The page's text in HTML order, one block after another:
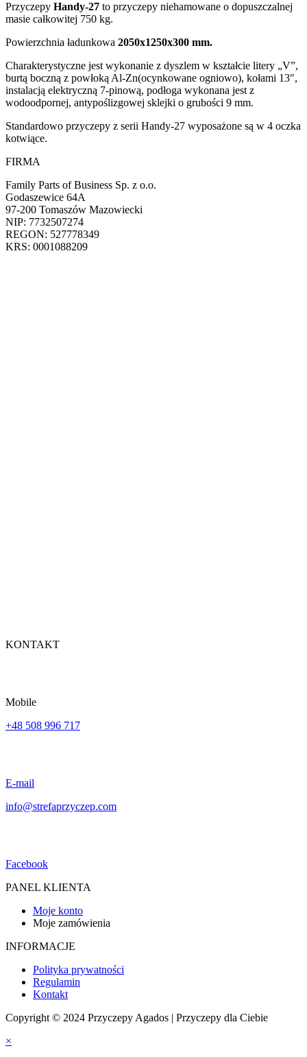
Przyczepy Handy-27 to przyczepy niehamowane o dopuszczalnej
masie całkowitej 750 kg.
Powierzchnia ładunkowa 2050x1250x300 mm.
Charakterystyczne jest wykonanie z dyszlem w kształcie litery „V”,
burtą boczną z powłoką Al-Zn(ocynkowane ogniowo), kołami 13″,
instalacją elektryczną 7-pinową, podłoga wykonana jest z
wodoodpornej, antypoślizgowej sklejki o grubości 9 mm.
Standardowo przyczepy z serii Handy-27 wyposażone są w 4 oczka
kotwiące.
FIRMA
Family Parts of Business Sp. z o.o.
Godaszewice 64A
97-200 Tomaszów Mazowiecki
NIP: 7732507274
REGON: 527778349
KRS: 0001088209
KONTAKT
Mobile
+48 508 996 717
E-mail
info@strefaprzyczep.com
Facebook
PANEL KLIENTA
Moje konto
Moje zamówienia
INFORMACJE
Polityka prywatności
Regulamin
Kontakt
Copyright © 2024 Przyczepy Agados | Przyczepy dla Ciebie
×